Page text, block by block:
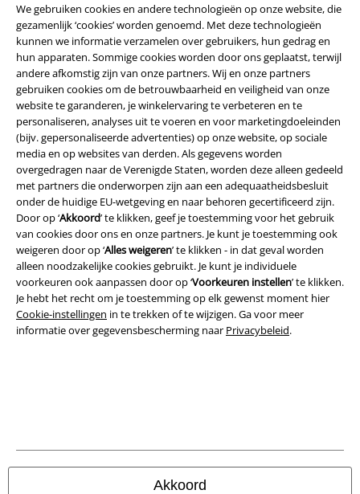
We gebruiken cookies en andere technologieën op onze website, die
gezamenlijk ‘cookies’ worden genoemd. Met deze technologieën
kunnen we informatie verzamelen over gebruikers, hun gedrag en
hun apparaten. Sommige cookies worden door ons geplaatst, terwijl
andere afkomstig zijn van onze partners. Wij en onze partners
gebruiken cookies om de betrouwbaarheid en veiligheid van onze
website te garanderen, je winkelervaring te verbeteren en te
personaliseren, analyses uit te voeren en voor marketingdoeleinden
(bijv. gepersonaliseerde advertenties) op onze website, op sociale
media en op websites van derden. Als gegevens worden
overgedragen naar de Verenigde Staten, worden deze alleen gedeeld
met partners die onderworpen zijn aan een adequaatheidsbesluit
onder de huidige EU-wetgeving en naar behoren gecertificeerd zijn.
Door op ‘Akkoord’ te klikken, geef je toestemming voor het gebruik
van cookies door ons en onze partners. Je kunt je toestemming ook
weigeren door op ‘Alles weigeren’ te klikken - in dat geval worden
alleen noodzakelijke cookies gebruikt. Je kunt je individuele
voorkeuren ook aanpassen door op ‘Voorkeuren instellen’ te klikken.
Je hebt het recht om je toestemming op elk gewenst moment hier
Cookie-instellingen in te trekken of te wijzigen. Ga voor meer
informatie over gegevensbescherming naar Privacybeleid.
Akkoord
large app
Download gratis de nieuwe large app en profiteer van alle nieuwe
functies en voordelen!
A Warner Music Group Company
Beveiliging